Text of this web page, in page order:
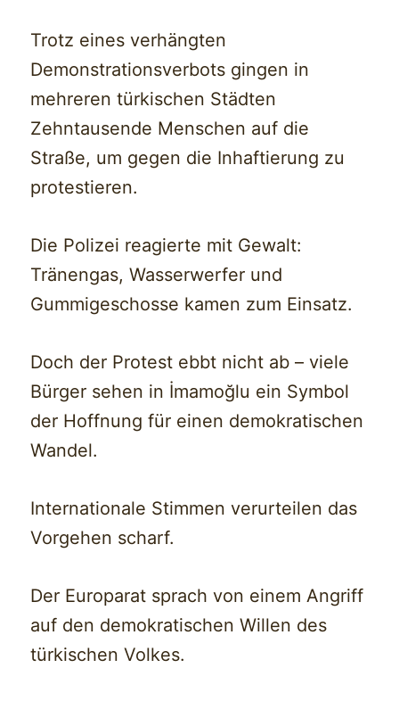
Trotz eines verhängten
Demonstrationsverbots gingen in
mehreren türkischen Städten
Zehntausende Menschen auf die
Straße, um gegen die Inhaftierung zu
protestieren.
Die Polizei reagierte mit Gewalt:
Tränengas, Wasserwerfer und
Gummigeschosse kamen zum Einsatz.
Doch der Protest ebbt nicht ab – viele
Bürger sehen in İmamoğlu ein Symbol
der Hoffnung für einen demokratischen
Wandel.
Internationale Stimmen verurteilen das
Vorgehen scharf.
Der Europarat sprach von einem Angriff
auf den demokratischen Willen des
türkischen Volkes.